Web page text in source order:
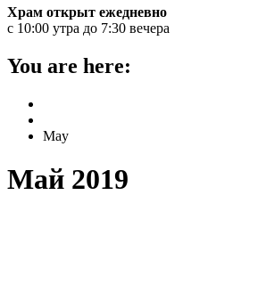
Храм открыт ежедневно
с 10:00 утра до 7:30 вечера
You are here:
May
Май 2019